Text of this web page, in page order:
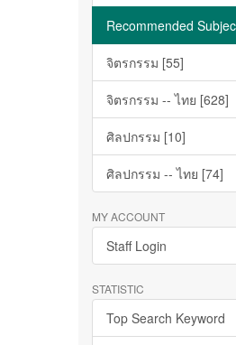
Recommended
จิตรกรรม [55]
จิตรกรรม -- ไทย [628]
ศิลปกรรม [10]
ศิลปกรรม -- ไทย [74]
MY ACCOUNT
Staff Login
STATISTIC
Top Search Keyword